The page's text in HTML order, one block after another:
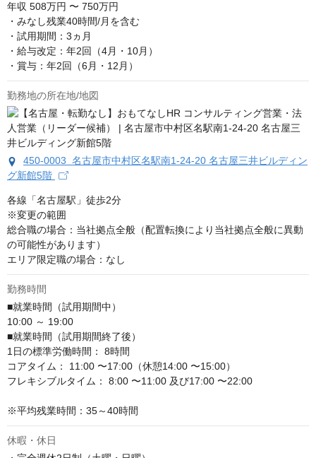
年収 508万円 〜 750万円
・みなし残業40時間/月を含む
・試用期間：3ヵ月
・給与改定：年2回（4月・10月）
・賞与：年2回（6月・12月）
勤務地の所在地/地図
450-0003 名古屋市中村区名駅南1-24-20 名古屋三井ビルディン
グ新館5階
各線「名古屋駅」徒歩2分
※変更の範囲
総合職の場合：当社拠点全般（配置転換により当社拠点全般に異動
の可能性があります）
エリア限定職の場合：なし
勤務時間
■就業時間（試用期間中）
10:00 ～ 19:00
■就業時間（試用期間終了後）
1日の標準労働時間： 8時間
コアタイム： 11:00 〜17:00（休憩14:00 〜15:00）
フレキシブルタイム： 8:00 〜11:00 及び17:00 〜22:00
※平均残業時間：35～40時間
休暇・休日